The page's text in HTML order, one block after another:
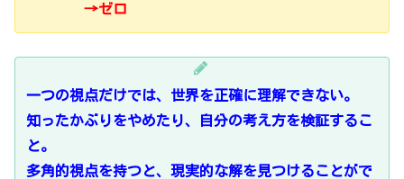
→ゼロ
一つの視点だけでは、世界を正確に理解できない。
知ったかぶりをやめたり、自分の考え方を検証するこ
と。
多角的視点を持つと、現実的な解を見つけることがで